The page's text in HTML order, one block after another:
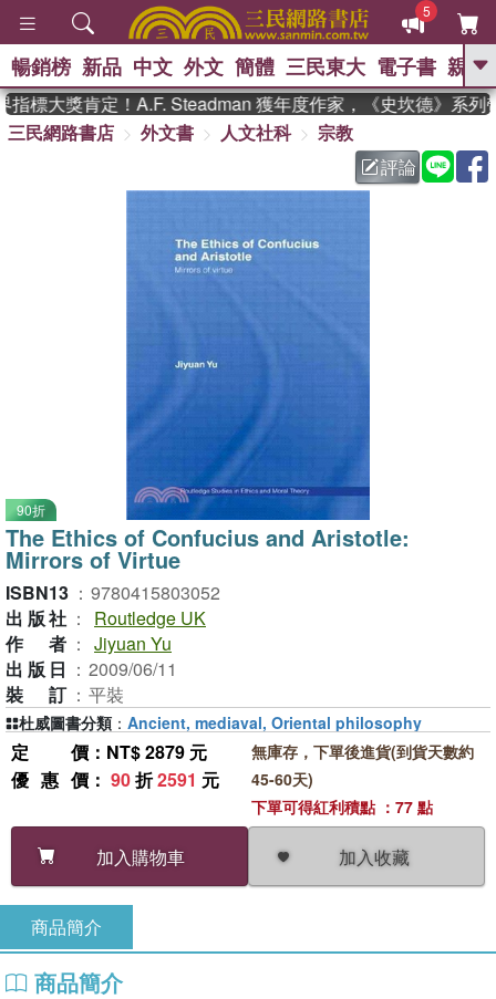
5
GO
熱搜： 東野圭吾 、
父親節 、 如果歷
暑期推薦 、 國際布克
偉大的迷走神經
暢銷榜 新品 中文 外文 簡體 三民東大 電子書 親子
標大獎肯定！A.F. Steadman 獲年度作家，《史坎德》系列
三民網路書店
外文書 人文社科
宗教
評論
90折
The Ethics of Confucius and Aristotle:
Mirrors of Virtue
ISBN13 ： 9780415803052
出版社 ：
Routledge UK
作者 ： Jiyuan Yu
出版日 ： 2009/06/11
裝訂 ： 平裝
定價 ：NT$ 2879 元
優惠價 ： 90折2591 元
加入購物車 加入收藏
無庫存，下單後進貨(到貨天數約
45-60天)
下單可得紅利積點 ：77 點
杜威圖書分類 ： Ancient, mediaval, Oriental philosophy
商品簡介
商品簡介